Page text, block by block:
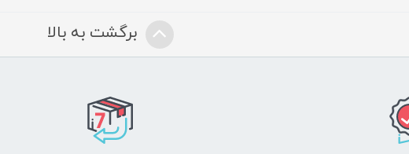
برگشت به بالا